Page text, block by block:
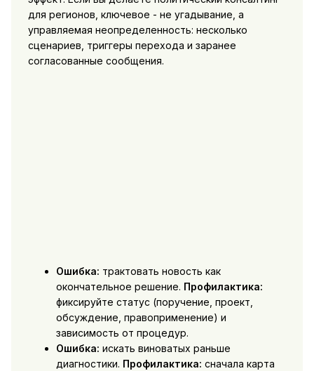
для регионов, ключевое - не угадывание, а
управляемая неопределенность: несколько
сценариев, триггеры перехода и заранее
согласованные сообщения.
Ошибка: трактовать новость как
окончательное решение. Профилактика:
фиксируйте статус (поручение, проект,
обсуждение, правоприменение) и
зависимость от процедур.
Ошибка: искать виноватых раньше
диагностики. Профилактика: сначала карта